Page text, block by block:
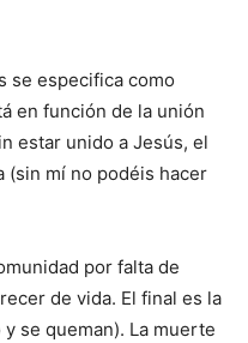
se especifica como
en función de la unión
estar unido a Jesús, el
(sin mí no podéis hacer
por falta de
de vida. El final es la
se queman). La muerte